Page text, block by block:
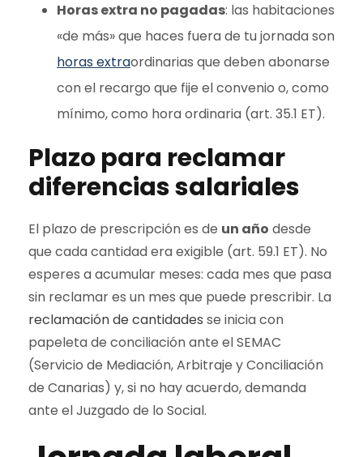
Horas extra no pagadas: las habitaciones
«de más» que haces fuera de tu jornada son
horas extraordinarias que deben abonarse
con el recargo que fije el convenio o, como
mínimo, como hora ordinaria (art. 35.1 ET).
Plazo para reclamar
diferencias salariales
El plazo de prescripción es de un año desde
que cada cantidad era exigible (art. 59.1 ET). No
esperes a acumular meses: cada mes que pasa
sin reclamar es un mes que puede prescribir. La
reclamación de cantidades se inicia con
papeleta de conciliación ante el SEMAC
(Servicio de Mediación, Arbitraje y Conciliación
de Canarias) y, si no hay acuerdo, demanda
ante el Juzgado de lo Social.